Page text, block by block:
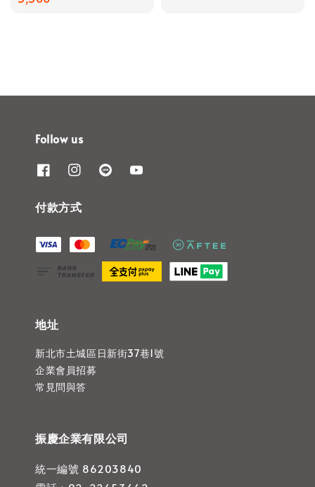
Follow us
付款方式
地址
新北市土城區日新街37巷1號
企業會員招募
常見問與答
振慶企業有限公司
統一編號 86203840